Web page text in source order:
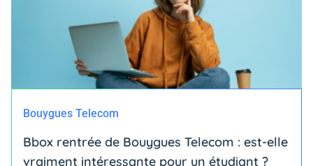
Bouygues Telecom
Bbox rentrée de Bouygues Telecom : est-elle
vraiment intéressante pour un étudiant ?